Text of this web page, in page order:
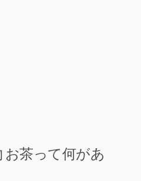
お茶って何があ